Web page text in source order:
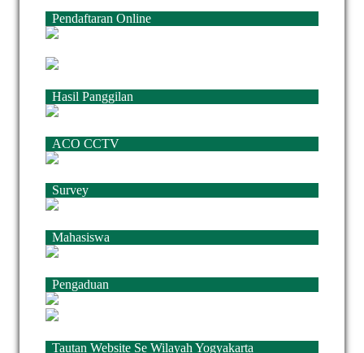
Pendaftaran Online
Hasil Panggilan
ACO CCTV
Survey
Mahasiswa
Pengaduan
Tautan Website Se Wilayah Yogyakarta